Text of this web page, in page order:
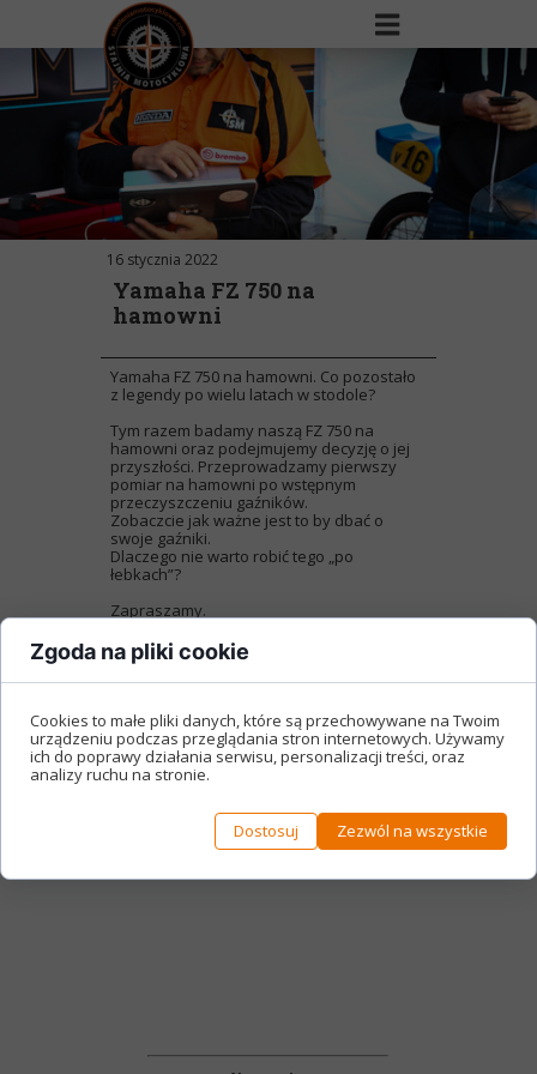
Yamaha FZ 750 na
hamowni
16 stycznia 2022
Yamaha FZ 750 na hamowni. Co pozostało
z legendy po wielu latach w stodole?
Tym razem badamy naszą FZ 750 na
hamowni oraz podejmujemy decyzję o jej
przyszłości. Przeprowadzamy pierwszy
pomiar na hamowni po wstępnym
przeczyszczeniu gaźników.
Zobaczcie jak ważne jest to by dbać o
swoje gaźniki.
Dlaczego nie warto robić tego „po
łebkach”?
Zapraszamy.
Zgoda na pliki cookie
Cookies to małe pliki danych, które są przechowywane na Twoim
urządzeniu podczas przeglądania stron internetowych. Używamy
ich do poprawy działania serwisu, personalizacji treści, oraz
analizy ruchu na stronie.
Dostosuj Zezwól na wszystkie